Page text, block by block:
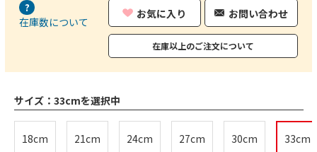
在庫数について
お気に入り お問い合わせ
在庫以上のご注文について
サイズ： 33cmを選択中
18cm 21cm 24cm 27cm 30cm 33cm